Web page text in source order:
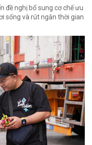
đề nghị bổ sung cơ chế ưu
sống và rút ngắn thời gian